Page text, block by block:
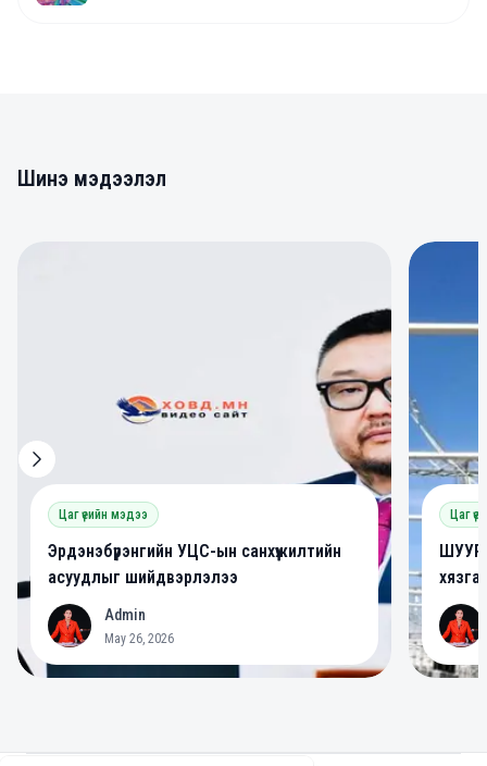
Шинэ мэдээлэл
Цаг үеийн мэдээ
Эрдэнэбүрэнгийн УЦС-ын санхүүжилтийн
асуудлыг шийдвэрлэлээ
A Admin
May 26, 2026
Цаг
A